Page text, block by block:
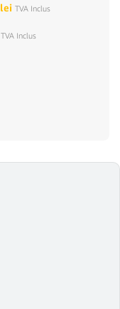
lei TVA Inclus
TVA Inclus